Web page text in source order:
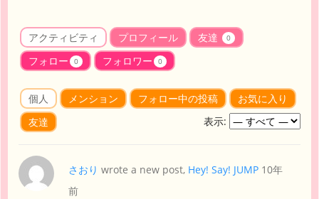
アクティビティ プロフィール 友達 0
フォロー 0 フォロワー 0
個人 メンション フォロー中の投稿
お気に入り
友達
表示:
さおり wrote a new post, Hey! Say! JUMP 10年
前